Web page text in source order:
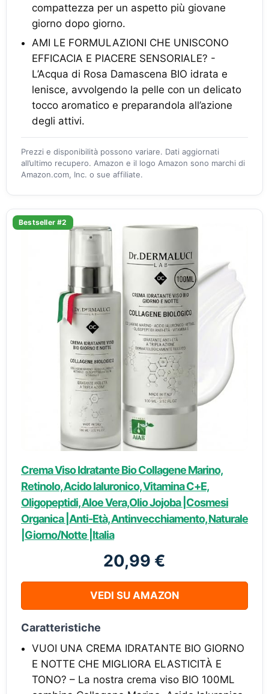
compattezza per un aspetto più giovane
giorno dopo giorno.
AMI LE FORMULAZIONI CHE UNISCONO
EFFICACIA E PIACERE SENSORIALE? -
L’Acqua di Rosa Damascena BIO idrata e
lenisce, avvolgendo la pelle con un delicato
tocco aromatico e preparandola all’azione
degli attivi.
Prezzi e disponibilità possono variare. Dati aggiornati
all’ultimo recupero. Amazon e il logo Amazon sono marchi di
Amazon.com, Inc. o sue affiliate.
Bestseller #2
Crema Viso Idratante Bio Collagene Marino,
Retinolo, Acido Ialuronico, Vitamina C+E,
Oligopeptidi, Aloe Vera,Olio Jojoba |Cosmesi
Organica |Anti-Età, Antinvecchiamento, Naturale
|Giorno/Notte |Italia
20,99 €
VEDI SU AMAZON
Caratteristiche
VUOI UNA CREMA IDRATANTE BIO GIORNO
E NOTTE CHE MIGLIORA ELASTICITÀ E
TONO? – La nostra crema viso BIO 100ML